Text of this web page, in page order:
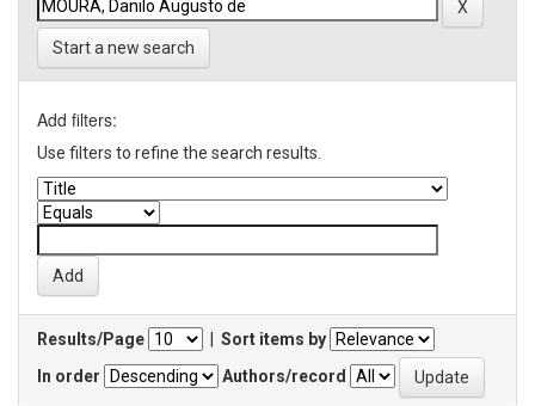
Start a new search
Add filters:
Use filters to refine the search results.
Results/Page
Sort items by
In order
Authors/record